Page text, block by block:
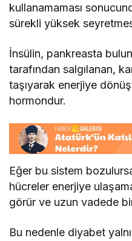
kullanamaması
sürekli yüksek
İnsülin, pankreasta
tarafından salgılanan,
taşıyarak enerjiye
hormondur.
Eğer bu sistem
hücreler enerjiye
görür ve uzun vadede
Bu nedenle diyabet